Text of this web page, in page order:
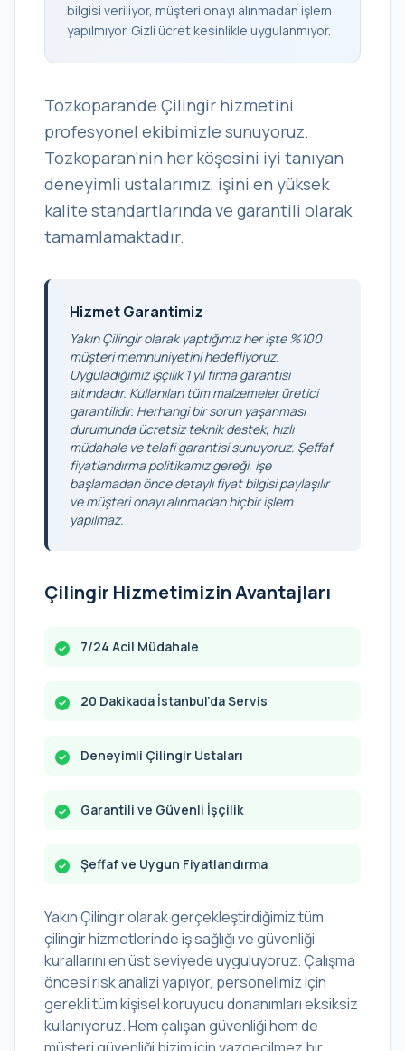
bilgisi veriliyor, müşteri onayı alınmadan işlem
yapılmıyor. Gizli ücret kesinlikle uygulanmıyor.
Tozkoparan’de Çilingir hizmetini
profesyonel ekibimizle sunuyoruz.
Tozkoparan’nin her köşesini iyi tanıyan
deneyimli ustalarımız, işini en yüksek
kalite standartlarında ve garantili olarak
tamamlamaktadır.
Hizmet Garantimiz
Yakın Çilingir olarak yaptığımız her işte %100
müşteri memnuniyetini hedefliyoruz.
Uyguladığımız işçilik 1 yıl firma garantisi
altındadır. Kullanılan tüm malzemeler üretici
garantilidir. Herhangi bir sorun yaşanması
durumunda ücretsiz teknik destek, hızlı
müdahale ve telafi garantisi sunuyoruz. Şeffaf
fiyatlandırma politikamız gereği, işe
başlamadan önce detaylı fiyat bilgisi paylaşılır
ve müşteri onayı alınmadan hiçbir işlem
yapılmaz.
Çilingir Hizmetimizin Avantajları
7/24 Acil Müdahale
20 Dakikada İstanbul’da Servis
Deneyimli Çilingir Ustaları
Garantili ve Güvenli İşçilik
Şeffaf ve Uygun Fiyatlandırma
Yakın Çilingir olarak gerçekleştirdiğimiz tüm
çilingir hizmetlerinde iş sağlığı ve güvenliği
kurallarını en üst seviyede uyguluyoruz. Çalışma
öncesi risk analizi yapıyor, personelimiz için
gerekli tüm kişisel koruyucu donanımları eksiksiz
kullanıyoruz. Hem çalışan güvenliği hem de